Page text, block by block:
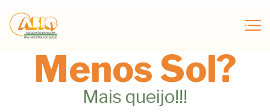
Menos Sol?
Mais queijo!!!